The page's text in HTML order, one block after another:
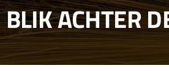
ACHTER